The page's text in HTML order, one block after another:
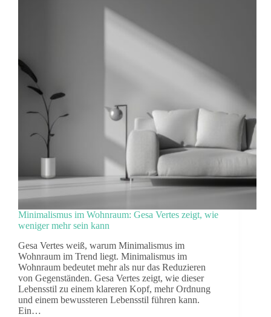
Minimalismus im Wohnraum: Gesa Vertes zeigt, wie
weniger mehr sein kann
Gesa Vertes weiß, warum Minimalismus im
Wohnraum im Trend liegt. Minimalismus im
Wohnraum bedeutet mehr als nur das Reduzieren
von Gegenständen. Gesa Vertes zeigt, wie dieser
Lebensstil zu einem klareren Kopf, mehr Ordnung
und einem bewussteren Lebensstil führen kann.
Ein…